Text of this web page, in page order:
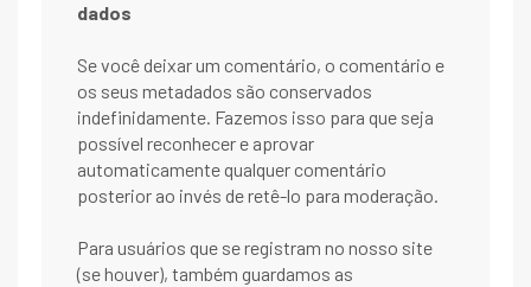
dados
Se você deixar um comentário, o comentário e
os seus metadados são conservados
indefinidamente. Fazemos isso para que seja
possível reconhecer e aprovar
automaticamente qualquer comentário
posterior ao invés de retê-lo para moderação.
Para usuários que se registram no nosso site
(se houver), também guardamos as